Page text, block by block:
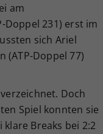
am
Doppel 231) erst im
sich Ariel
(ATP-Doppel 77)
Doch
Spiel konnten sie
Breaks bei 2:2